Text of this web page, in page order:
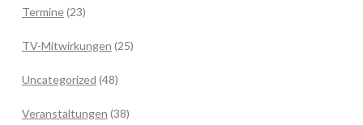
Termine(23)
TV-Mitwirkungen (25)
Uncategorized (48)
Veranstaltungen (38)